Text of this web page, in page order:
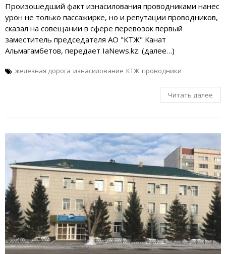
Произошедший факт изнасилования проводниками нанес
урон не только пассажирке, но и репутации проводников,
сказал на совещании в сфере перевозок первый
заместитель председателя АО "КТЖ" Канат
Альмагамбетов, передает IaNews.kz. (далее…)
железная дорога изнасилование КТЖ проводники
Читать далее